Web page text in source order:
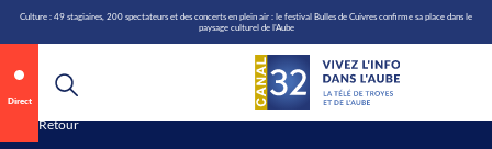
Aller
au
contenu
Culture : 49 stagiaires, 200 spectateurs et des concerts en plein air : le festival Bulles de Cuivres confirme sa place dans le
paysage culturel de l'Aube
Direct
Retour
Annonce 1 sur 2 canal32.fr